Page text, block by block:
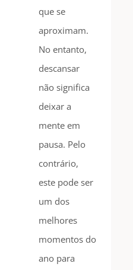
que se
aproximam.
No entanto,
descansar
não significa
deixar a
mente em
pausa. Pelo
contrário,
este pode ser
um dos
melhores
momentos do
ano para